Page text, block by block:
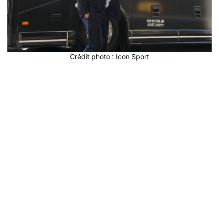
Crédit photo : Icon Sport